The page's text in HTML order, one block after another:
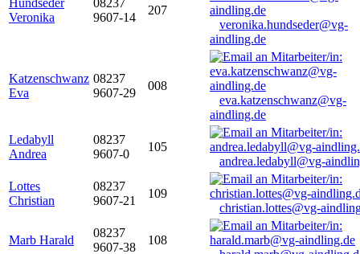
Hundseder
Veronika
08237
9607-14
207
veronika.hundseder@vg-
aindling.de
Katzenschwanz
Eva
08237
9607-29
008
eva.katzenschwanz@vg-
aindling.de
Ledabyll
Andrea
08237
9607-0
105
andrea.ledabyll@vg-
Lottes
Christian
08237
9607-21
109
christian.lottes@vg-
Marb Harald
08237
9607-38
108